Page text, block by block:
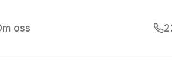
oss